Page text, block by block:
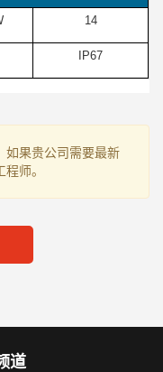
14
IP67
如果贵公司需要最新
师。
道